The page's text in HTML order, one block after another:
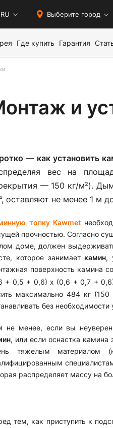
RU Выберите город
Где купить Гарантия
и
— как установить
вес на
— 150 кг/м²).
оставляют не менее 1 м
топку Kawmet
прочностью. Согласно
доме, должен
которое занимает камин,
поверхность камина
+ 0,5 + 0,6) x (0,6 + 0,7 +
максимально 484 кг (150
без
не менее, если вы
, или если оснастка камина
тяжелым материалом
распределяет массу на
тем, как приступить к